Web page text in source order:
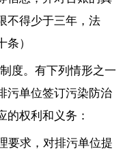
不得少于三年，法
）
度。有下列情形之一
污单位签订污染防治
的权利和义务：
要求，对排污单位提